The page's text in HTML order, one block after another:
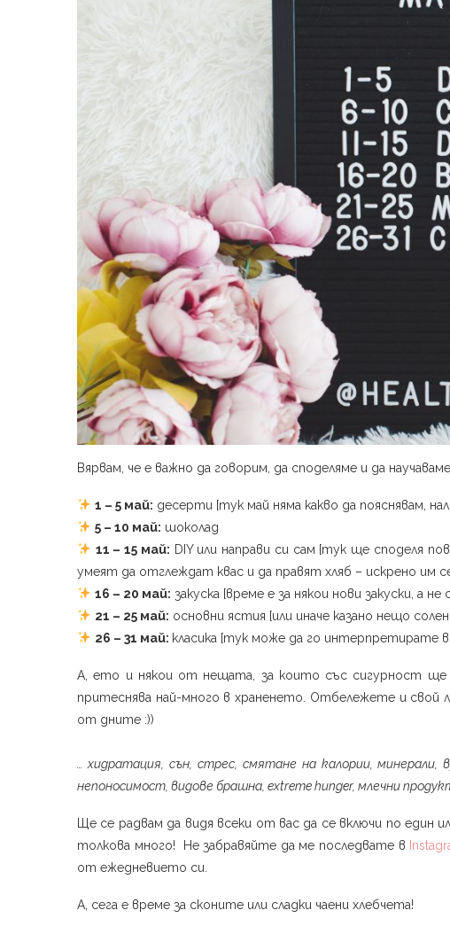
Вярвам, че е важно да говорим, да споделяме и да
1 – 5 май: десерти [тук май няма какво да пояснявам,
5 – 10 май: шоколад
11 – 15 май: DIY или направи си сам [тук ще споделя
умеят да отглеждат квас и да правят хляб – искрено им
16 – 20 май: закуска [време е за някои нови закуски, а не
21 – 25 май: основни ястия [или иначе казано нещо
26 – 31 май: класика [тук може да го интерпретирате
А, ето и някои от нещата, за които със сигурност
притеснява най-много в храненето. Отбележете и свой
от дните :))
… хидратация, сън, стрес, смятане на калории,
непоносимост, видове брашна, extreme hunger, млечни
Ще се радвам да видя всеки от вас да се включи по един
толкова много! Не забравяйте да ме последвате в
от ежедневието си.
А, сега е време за сконите или сладки чаени хлебчета!